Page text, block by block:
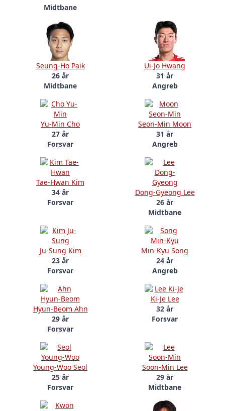
Midtbane
Seung-Ho Paik
26 år
Midtbane
Ui-Jo Hwang
31 år
Angreb
Yu-Min Cho
27 år
Forsvar
Seon-Min Moon
31 år
Angreb
Tae-Hwan Kim
34 år
Forsvar
Dong-Gyeong Lee
26 år
Midtbane
Ju-Sung Kim
23 år
Forsvar
Min-Kyu Song
24 år
Angreb
Hyun-Beom Ahn
29 år
Forsvar
Ki-Je Lee
32 år
Forsvar
Young-Woo Seol
25 år
Forsvar
Soon-Min Lee
29 år
Midtbane